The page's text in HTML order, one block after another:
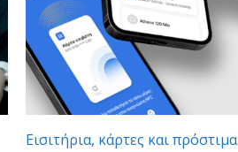
Εισιτήρια, κάρτες και πρόστιμα